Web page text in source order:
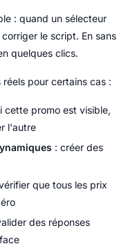
: quand un sélecteur
le script. En sans
quelques clics.
pour certains cas :
cette promo est visible,
l'autre
: créer des
que tous les prix
des réponses